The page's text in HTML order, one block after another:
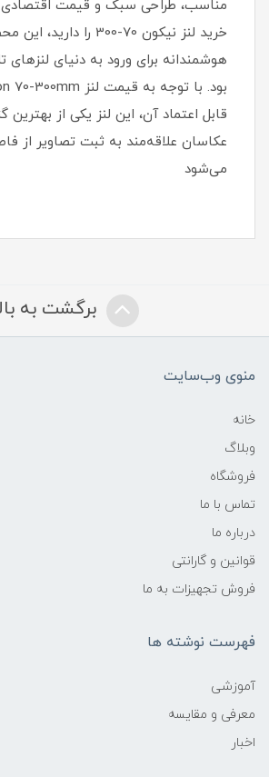
مناسب، طراحی سبک و قیمت
خرید لنز نیکون 70-300 را
هوشمندانه برای ورود به دنیای لنزهای
قابل اعتماد آن، این لنز یکی از بهترین
عکاسان علاقه‌مند به ثبت تصاویر از
می‌شود
برگشت به
منوی وب‌سایت
خانه
وبلاگ
فروشگاه
تماس با ما
درباره ما
قوانین و گارانتی
فروش تجهیزات به ما
فهرست نوشته ها
آموزشی
معرفی و مقایسه
اخبار